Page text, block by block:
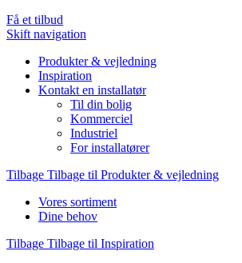
Få et tilbud
Skift navigation
Produkter & vejledning
Inspiration
Kontakt en installatør
Til din bolig
Kommerciel
Industriel
For installatører
Tilbage Tilbage til Produkter & vejledning
Vores sortiment
Dine behov
Tilbage Tilbage til Inspiration